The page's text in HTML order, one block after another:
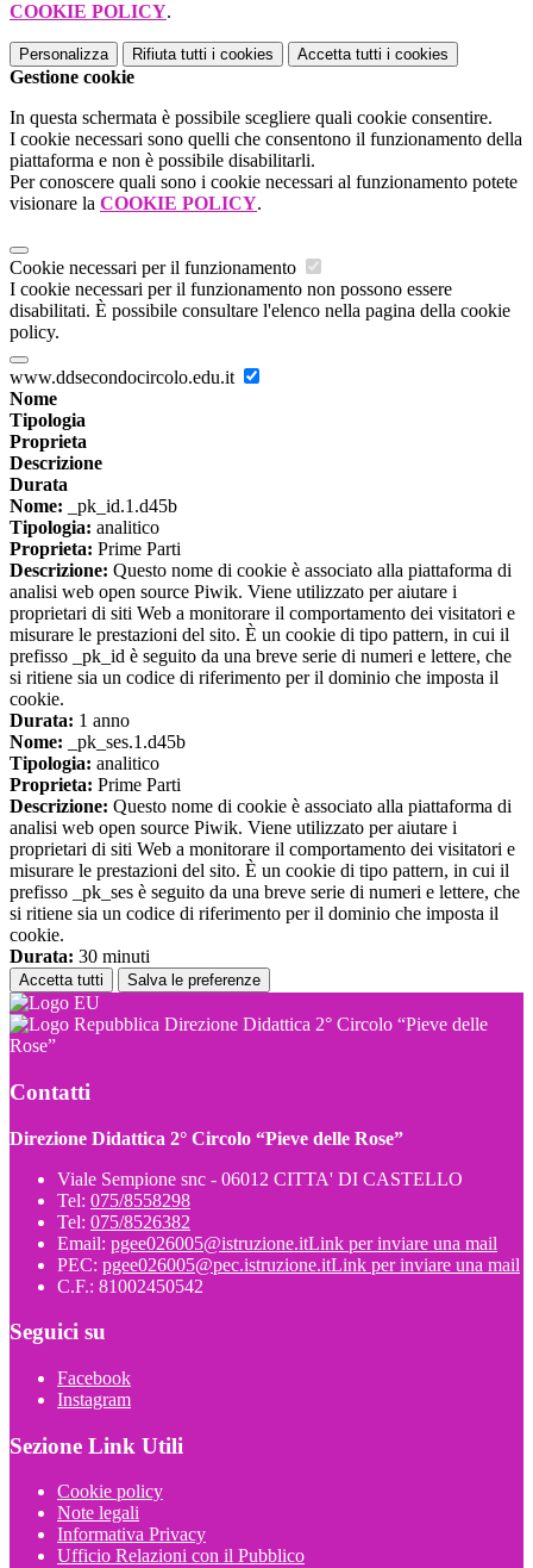
COOKIE POLICY.
Personalizza Rifiuta tutti i cookies Accetta tutti i cookies
Gestione cookie
In questa schermata è possibile scegliere quali cookie consentire.
I cookie necessari sono quelli che consentono il funzionamento della
piattaforma e non è possibile disabilitarli.
Per conoscere quali sono i cookie necessari al funzionamento potete
visionare la COOKIE POLICY.
Cookie necessari per il funzionamento
I cookie necessari per il funzionamento non possono essere
disabilitati. È possibile consultare l'elenco nella pagina della cookie
policy.
www.ddsecondocircolo.edu.it
Nome
Tipologia
Proprieta
Descrizione
Durata
Nome: _pk_id.1.d45b
Tipologia: analitico
Proprieta: Prime Parti
Descrizione: Questo nome di cookie è associato alla piattaforma di
analisi web open source Piwik. Viene utilizzato per aiutare i
proprietari di siti Web a monitorare il comportamento dei visitatori e
misurare le prestazioni del sito. È un cookie di tipo pattern, in cui il
prefisso _pk_id è seguito da una breve serie di numeri e lettere, che
si ritiene sia un codice di riferimento per il dominio che imposta il
cookie.
Durata: 1 anno
Nome: _pk_ses.1.d45b
Tipologia: analitico
Proprieta: Prime Parti
Descrizione: Questo nome di cookie è associato alla piattaforma di
analisi web open source Piwik. Viene utilizzato per aiutare i
proprietari di siti Web a monitorare il comportamento dei visitatori e
misurare le prestazioni del sito. È un cookie di tipo pattern, in cui il
prefisso _pk_ses è seguito da una breve serie di numeri e lettere, che
si ritiene sia un codice di riferimento per il dominio che imposta il
cookie.
Durata: 30 minuti
Accetta tutti Salva le preferenze
Direzione Didattica 2° Circolo “Pieve delle
Rose”
Contatti
Direzione Didattica 2° Circolo “Pieve delle Rose”
Viale Sempione snc - 06012 CITTA' DI CASTELLO
Tel: 075/8558298
Tel: 075/8526382
Email: pgee026005@istruzione.itLink per inviare una mail
PEC: pgee026005@pec.istruzione.itLink per inviare una mail
C.F.: 81002450542
Seguici su
Facebook
Instagram
Sezione Link Utili
Cookie policy
Note legali
Informativa Privacy
Ufficio Relazioni con il Pubblico